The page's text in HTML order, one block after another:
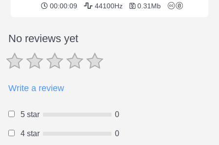
00:00:09 44100Hz 0.31Mb
No reviews yet
Write a review
5 star 0
4 star 0